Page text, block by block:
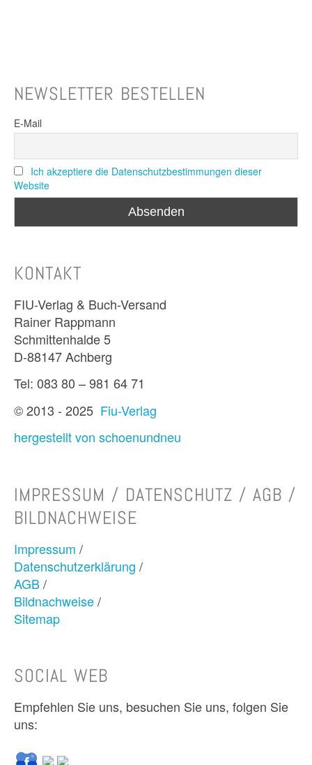
NEWSLETTER BESTELLEN
E-Mail
Ich akzeptiere die Datenschutzbestimmungen dieser
Website
KONTAKT
FIU-Verlag & Buch-Versand
Rainer Rappmann
Schmittenhalde 5
D-88147 Achberg
Tel: 083 80 – 981 64 71
© 2013 - 2025 Fiu-Verlag
hergestellt von schoenundneu
IMPRESSUM / DATENSCHUTZ / AGB /
BILDNACHWEISE
Impressum /
Datenschutzerklärung /
AGB/
Bildnachweise/
Sitemap
SOCIAL WEB
Empfehlen Sie uns, besuchen Sie uns, folgen Sie
uns: